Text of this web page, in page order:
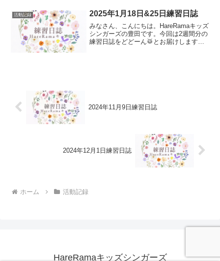
た。大きな声で歌...
活動記録 2025年1月18日&25日練習日誌
みなさん、こんにちは。HareRamaキッズ
シンガーズの豊田です。今回は2週間分の
練習日誌をどどーん🥁とお届けします。
2024年11月9日練習日誌
2024年12月1日練習日誌
ホーム 活動記録
HareRamaキッズシンガーズ